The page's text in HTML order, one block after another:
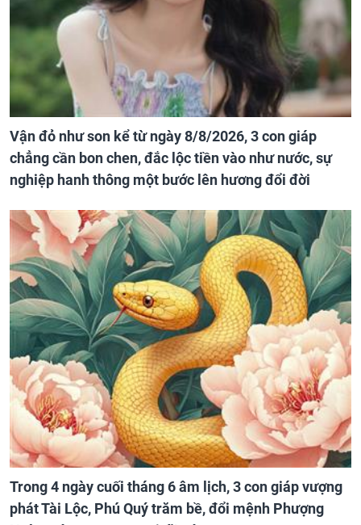
Vận đỏ như son kể từ ngày 8/8/2026, 3 con giáp
chẳng cần bon chen, đắc lộc tiền vào như nước, sự
nghiệp hanh thông một bước lên hương đổi đời
Trong 4 ngày cuối tháng 6 âm lịch, 3 con giáp vượng
phát Tài Lộc, Phú Quý trăm bề, đổi mệnh Phượng